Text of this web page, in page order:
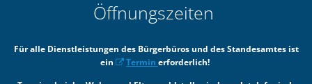
Öffnungszeiten
Für alle Dienstleistungen des Bürgerbüros und des Standesamtes ist
ein
Termin erforderlich!